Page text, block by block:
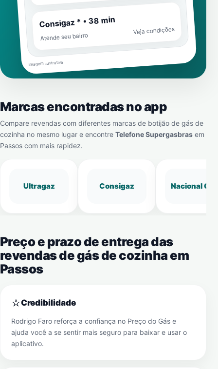
Consigaz * • 38 min
Atende seu bairro
Veja condições
Imagem ilustrativa
Marcas encontradas no app
Compare revendas com diferentes marcas de botijão de gás de
cozinha no mesmo lugar e encontre Telefone Supergasbras em
Passos com mais rapidez.
Ultragaz Consigaz Nacional Gás
Preço e prazo de entrega das
revendas de gás de cozinha em
Passos
⭐Credibilidade
Rodrigo Faro reforça a confiança no Preço do Gás e
ajuda você a se sentir mais seguro para baixar e usar o
aplicativo.